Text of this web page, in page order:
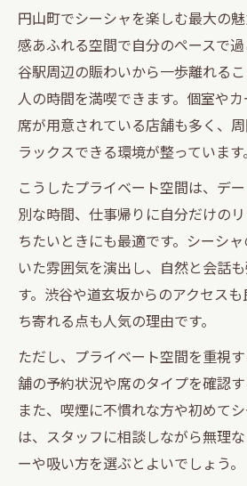
空間
シーシャで味わう道玄坂
験
静けさと交流を味わう渋谷駅
渋谷駅近で見つかるシー
イベート空間
シーシャと交流を両立で
過ごし方
渋谷駅周辺でシーシャを
術
駅近シーシャ空間で叶う
がり体験
シーシャと共に味わう渋
間
心ときめく交流場としてのシ
シーシャがつなぐ新たな
魅力に迫る
円山町でシーシャを楽しむ最大の
感あふれる空間で自分のペースで
谷駅周辺の賑わいから一歩離れる
人の時間を満喫できます。個室や
席が用意されている店舗も多く、
ラックスできる環境が整っています。
こうしたプライベート空間は、デ
別な時間、仕事帰りに自分だけの
ちたいときにも最適です。シーシ
いた雰囲気を演出し、自然と会話
す。渋谷や道玄坂からのアクセス
ち寄れる点も人気の理由です。
ただし、プライベート空間を重視
舗の予約状況や席のタイプを確認す
また、喫煙に不慣れな方や初めて
は、スタッフに相談しながら無理
ーや吸い方を選ぶとよいでしょう。